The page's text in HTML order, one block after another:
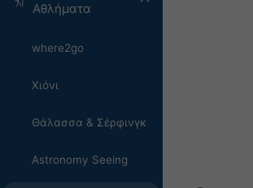
Αθλήματα
where2go
Χιόνι
Θάλασσα & Σέρφινγκ
Astronomy Seeing